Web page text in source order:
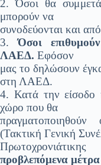
2. Όσοι θα
μπορούν να
συνοδεύονται και
3.Όσοι
ΛΑΕΔ. Εφόσον
μας το δηλώσουν
στη ΛΑΕΔ.
4. Κατά την
χώρο που θα
(Τακτική Γενική
προβλεπόμενα